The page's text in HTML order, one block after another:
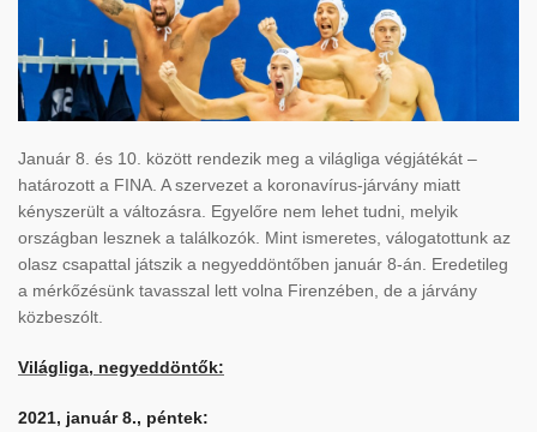
Január 8. és 10. között rendezik meg a világliga végjátékát –
határozott a FINA. A szervezet a koronavírus-járvány miatt
kényszerült a változásra. Egyelőre nem lehet tudni, melyik
országban lesznek a találkozók. Mint ismeretes, válogatottunk az
olasz csapattal játszik a negyeddöntőben január 8-án. Eredetileg
a mérkőzésünk tavasszal lett volna Firenzében, de a járvány
közbeszólt.
Világliga, negyeddöntők:
2021, január 8., péntek: